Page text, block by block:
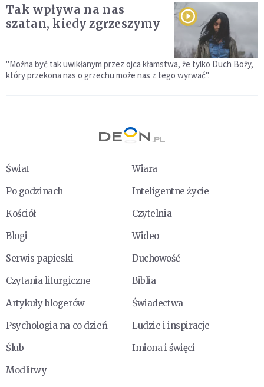
Tak wpływa na nas
szatan, kiedy zgrzeszymy
"Można być tak uwikłanym przez ojca kłamstwa, że tylko Duch Boży,
który przekona nas o grzechu może nas z tego wyrwać".
Świat
Wiara
Po godzinach
Inteligentne życie
Kościół
Czytelnia
Blogi
Wideo
Serwis papieski
Duchowość
Czytania liturgiczne
Biblia
Artykuły blogerów
Świadectwa
Psychologia na co dzień
Ludzie i inspiracje
Ślub
Imiona i święci
Modlitwy